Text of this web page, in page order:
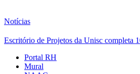
Notícias
Escritório de Projetos da Unisc completa
Portal RH
Mural